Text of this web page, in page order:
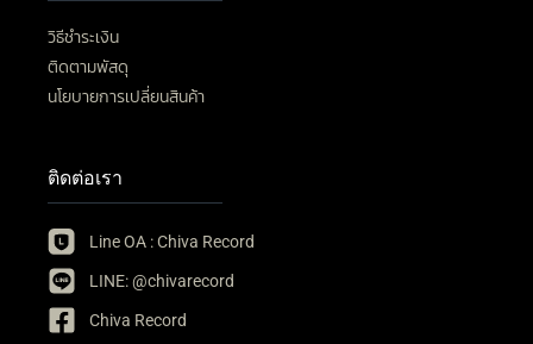
วิธีชำระเงิน
ติดตามพัสดุ
นโยบายการเปลี่ยนสินค้า
ติดต่อเรา
Line OA : Chiva Record
LINE: @chivarecord
Chiva Record